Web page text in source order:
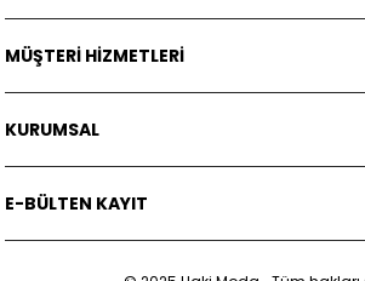
MÜŞTERİ HİZMETLERİ
KURUMSAL
E-BÜLTEN KAYIT